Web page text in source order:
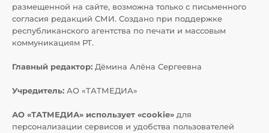
размещенной на сайте, возможна только с письменного
согласия редакций СМИ. Создано при поддержке
республиканского агентства по печати и массовым
коммуникациям РТ.
Главный редактор: Дёмина Алёна Сергеевна
Учредитель: АО «ТАТМЕДИА»
АО «ТАТМЕДИА» использует «cookie» для
персонализации сервисов и удобства пользователей